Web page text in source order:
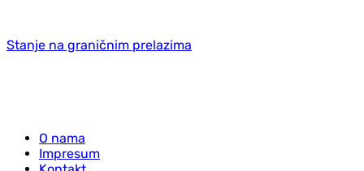
Stanje na graničnim prelazima
O nama
Impresum